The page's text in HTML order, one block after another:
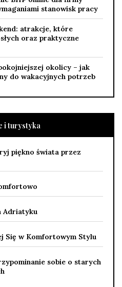
stanowisk pracy
atrakcje, które
oraz praktyczne
okolicy – jak
do wakacyjnych potrzeb
i turystyka
piękno świata przez
Adriatyku
Się w Komfortowym Stylu
sobie o starych